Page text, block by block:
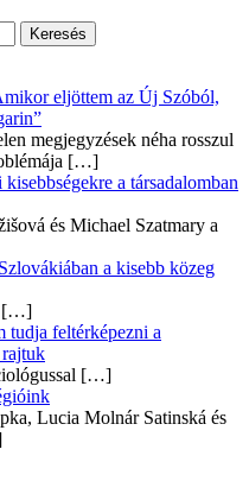
eljöttem az Új Szóból,
megjegyzések néha rosszul
[…]
a társadalomban
és Michael Szatmary a
a kisebb közeg
[…]
tudja feltérképezni a
rajtuk
[…]
Lucia Molnár Satinská és